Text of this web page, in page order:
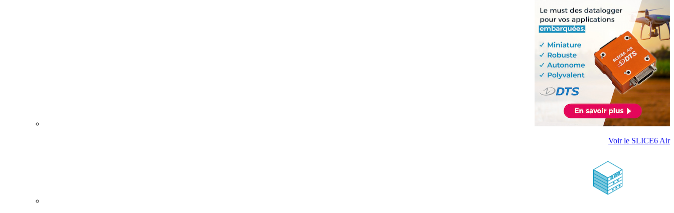
Voir le SLICE6 Air